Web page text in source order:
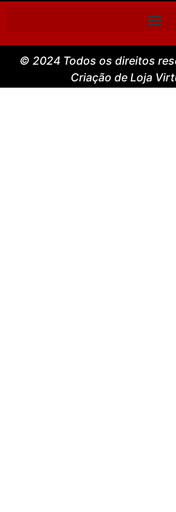
© 2024 Todos os direitos
Criação de Loja